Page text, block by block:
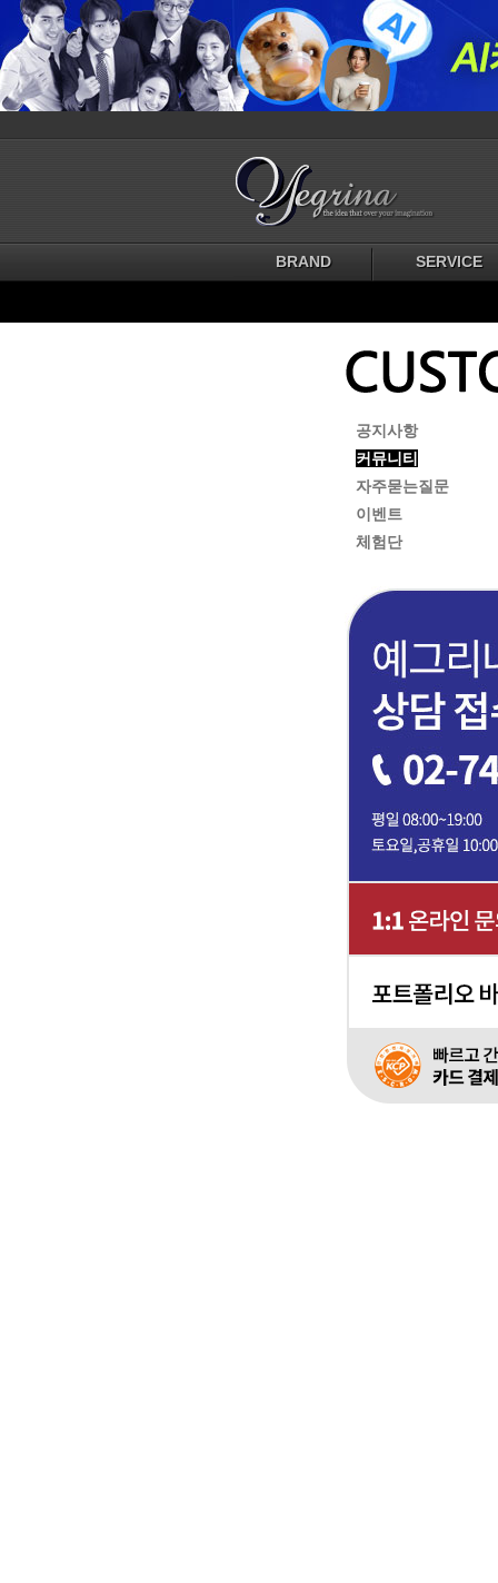
BRAND SERVICE
공지사항
커뮤니티
자주묻는질문
이벤트
체험단